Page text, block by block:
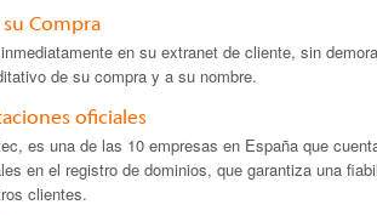
Compra
en su extranet de cliente, sin
de su compra y a su nombre.
oficiales
es una de las 10 empresas en España que
en el registro de dominios, que garantiza una
clientes.